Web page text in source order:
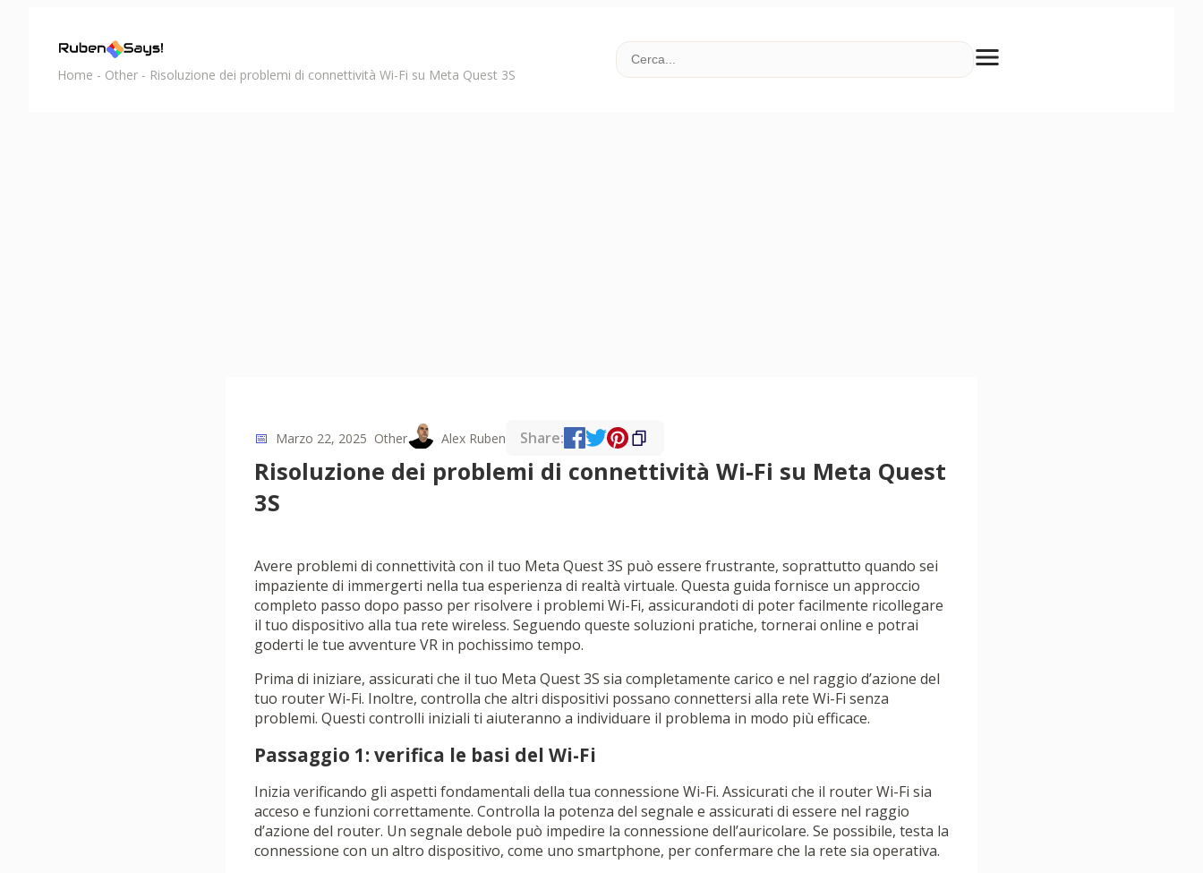
Home - Other - Risoluzione dei problemi di connettività Wi-Fi su Meta Quest 3S
📅 Marzo 22, 2025 Other Alex Ruben Share:
Risoluzione dei problemi di connettività Wi-Fi su Meta Quest
3S
Avere problemi di connettività con il tuo Meta Quest 3S può essere frustrante, soprattutto quando sei
impaziente di immergerti nella tua esperienza di realtà virtuale. Questa guida fornisce un approccio
completo passo dopo passo per risolvere i problemi Wi-Fi, assicurandoti di poter facilmente ricollegare
il tuo dispositivo alla tua rete wireless. Seguendo queste soluzioni pratiche, tornerai online e potrai
goderti le tue avventure VR in pochissimo tempo.
Prima di iniziare, assicurati che il tuo Meta Quest 3S sia completamente carico e nel raggio d’azione del
tuo router Wi-Fi. Inoltre, controlla che altri dispositivi possano connettersi alla rete Wi-Fi senza
problemi. Questi controlli iniziali ti aiuteranno a individuare il problema in modo più efficace.
Passaggio 1: verifica le basi del Wi-Fi
Inizia verificando gli aspetti fondamentali della tua connessione Wi-Fi. Assicurati che il router Wi-Fi sia
acceso e funzioni correttamente. Controlla la potenza del segnale e assicurati di essere nel raggio
d’azione del router. Un segnale debole può impedire la connessione dell’auricolare. Se possibile, testa la
connessione con un altro dispositivo, come uno smartphone, per confermare che la rete sia operativa.